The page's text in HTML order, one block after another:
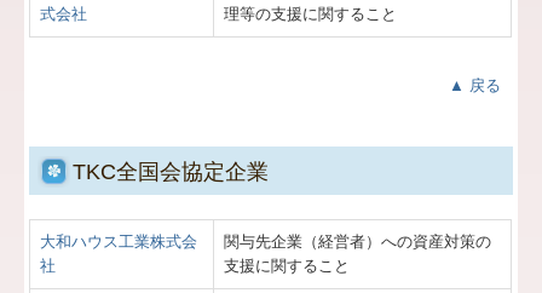
式会社
理等の支援に関すること
▲ 戻る
TKC全国会協定企業
大和ハウス工業株式会
社
関与先企業（経営者）への資産対策の
支援に関すること